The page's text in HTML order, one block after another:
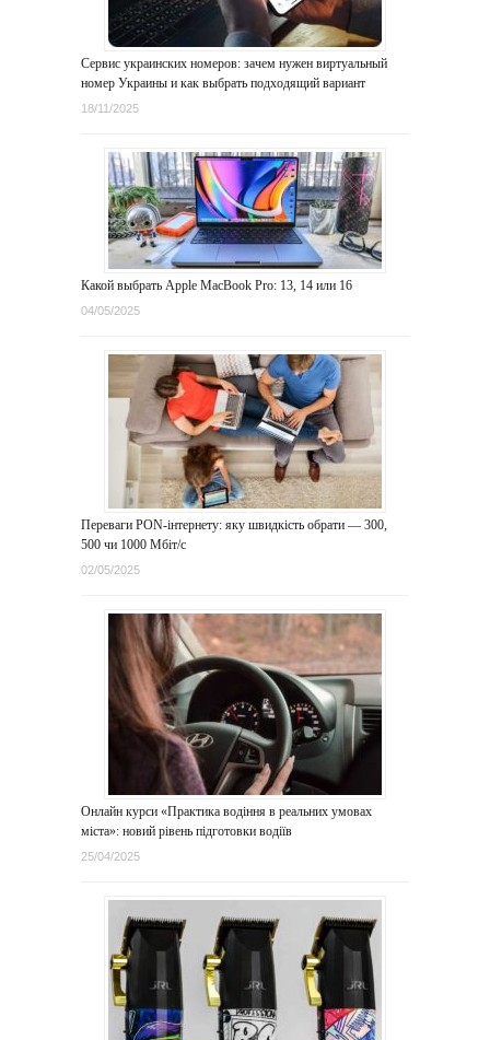
Сервис украинских номеров: зачем нужен виртуальный
номер Украины и как выбрать подходящий вариант
18/11/2025
Какой выбрать Apple MacBook Pro: 13, 14 или 16
04/05/2025
Переваги PON-інтернету: яку швидкість обрати — 300,
500 чи 1000 Мбіт/с
02/05/2025
Онлайн курси «Практика водіння в реальних умовах
міста»: новий рівень підготовки водіїв
25/04/2025